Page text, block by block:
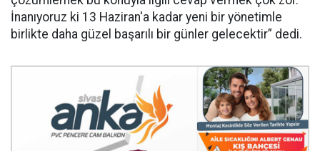
İnanıyoruz ki 13 Haziran'a kadar yeni bir yönetimle
birlikte daha güzel başarılı bir günler gelecektir” dedi.